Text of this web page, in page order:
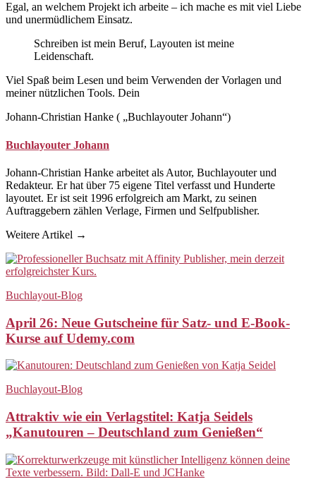
Egal, an welchem Projekt ich arbeite – ich mache es mit viel Liebe
und unermüdlichem Einsatz.
Schreiben ist mein Beruf, Layouten ist meine
Leidenschaft.
Viel Spaß beim Lesen und beim Verwenden der Vorlagen und
meiner nützlichen Tools. Dein
Johann-Christian Hanke ( „Buchlayouter Johann“)
Buchlayouter Johann
Johann-Christian Hanke arbeitet als Autor, Buchlayouter und
Redakteur. Er hat über 75 eigene Titel verfasst und Hunderte
layoutet. Er ist seit 1996 erfolgreich am Markt, zu seinen
Auftraggebern zählen Verlage, Firmen und Selfpublisher.
Weitere Artikel →
Buchlayout-Blog
April 26: Neue Gutscheine für Satz- und E-Book-
Kurse auf Udemy.com
Buchlayout-Blog
Attraktiv wie ein Verlagstitel: Katja Seidels
„Kanutouren – Deutschland zum Genießen“